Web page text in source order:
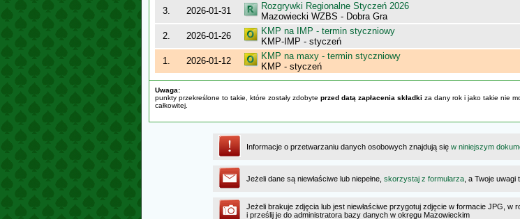
3. 2026-01-31
Rozgrywki Regionalne Styczeń 2026
Mazowiecki WZBS - Dobra Gra
2. 2026-01-26
KMP na IMP - termin styczniowy
KMP-IMP - styczeń
1. 2026-01-12
KMP na maxy - termin styczniowy
KMP - styczeń
Uwaga:
punkty przekreślone to takie, które zostały zdobyte przed datą zapłacenia składki za dany rok i jako takie nie
całkowitej.
Informacje o przetwarzaniu danych osobowych znajdują się w niniejszym
Jeżeli dane są niewłaściwe lub niepełne, skorzystaj z formularza , a Twoje
Jeżeli brakuje zdjęcia lub jest niewłaściwe przygotuj zdjęcie w formacie JPG, w
i prześlij je do administratora bazy danych w okręgu Mazowieckim